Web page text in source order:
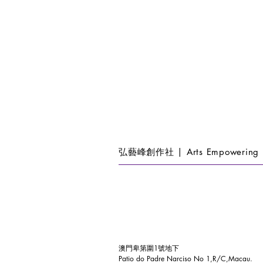
弘藝峰創作社 | Arts Empowering
澳門卑第圍1號地下
Patio do Padre Narciso No 1,R/C,Macau.